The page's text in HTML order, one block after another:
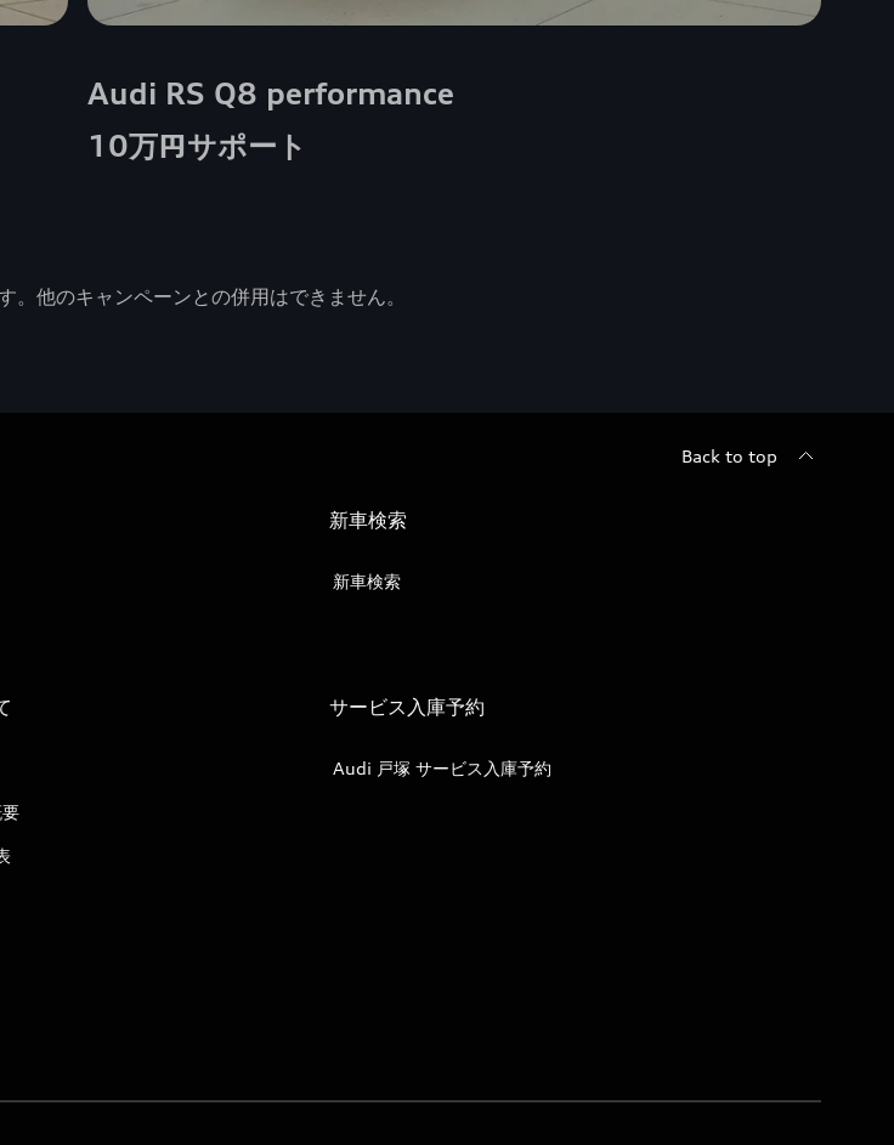
Audi RS Q8 performance
10万円サポート
他のキャンペーンとの併用はできません。
Back to top
新車検索
新車検索
サービス入庫予約
Audi 戸塚 サービス入庫予約